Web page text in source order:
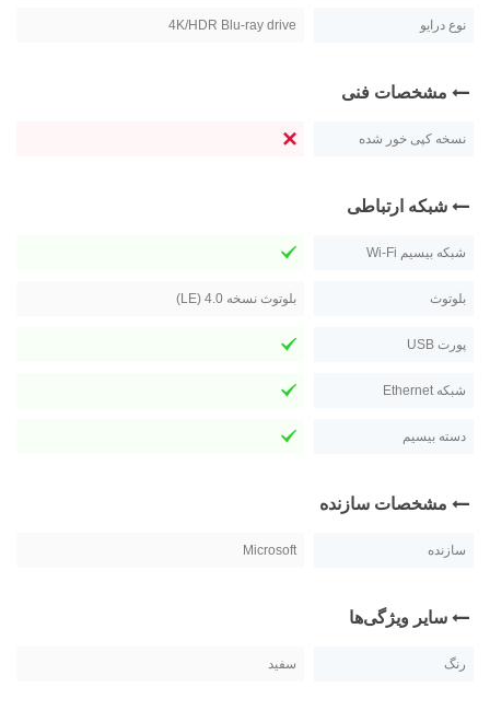
نوع درایو 4K/HDR Blu-ray drive
مشخصات فنی
نسخه کپی خور شده
شبکه ارتباطی
شبکه بیسیم Wi-Fi
بلوتوث بلوتوث نسخه 4.0 (LE)
پورت USB
شبکه Ethernet
دسته بیسیم
مشخصات سازنده
سازنده Microsoft
سایر ویژگی‌ها
رنگ سفید